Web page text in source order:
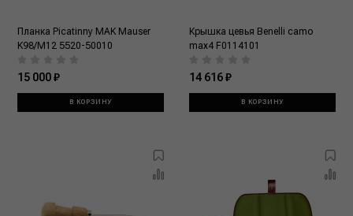
Планка Picatinny MAK Mauser
K98/M12 5520-50010
15 000 ₽
В КОРЗИНУ
Крышка цевья Benelli camo
max4 F0114101
14 616 ₽
В КОРЗИНУ